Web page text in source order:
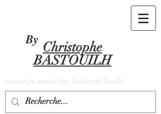
By
Christophe
BASTOUILH
cuisine du monde les Ateliers de Touille